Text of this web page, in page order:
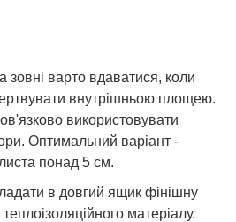
зовні варто вдаватися, коли
внутрішньою площею.
використовувати
Оптимальний варіант -
понад 5 см.
в довгий ящик фінішну
матеріалу.